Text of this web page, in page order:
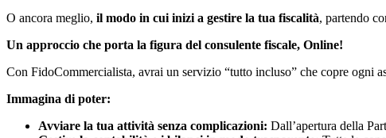
O ancora meglio, il modo in cui inizi a gestire la tua fiscalità, partendo
Un approccio che porta la figura del consulente fiscale, Online!
Con FidoCommercialista, avrai un servizio “tutto incluso” che copre ogni
Immagina di poter:
Avviare la tua attività senza complicazioni: Dall’apertura della